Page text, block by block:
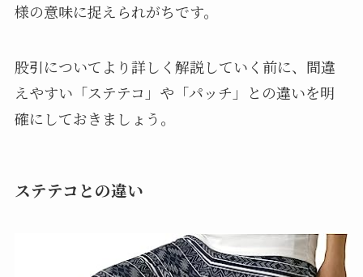
様の意味に捉えられがちです。
股引についてより詳しく解説していく前に、間違
えやすい「ステテコ」や「パッチ」との違いを明
確にしておきましょう。
ステテコとの違い